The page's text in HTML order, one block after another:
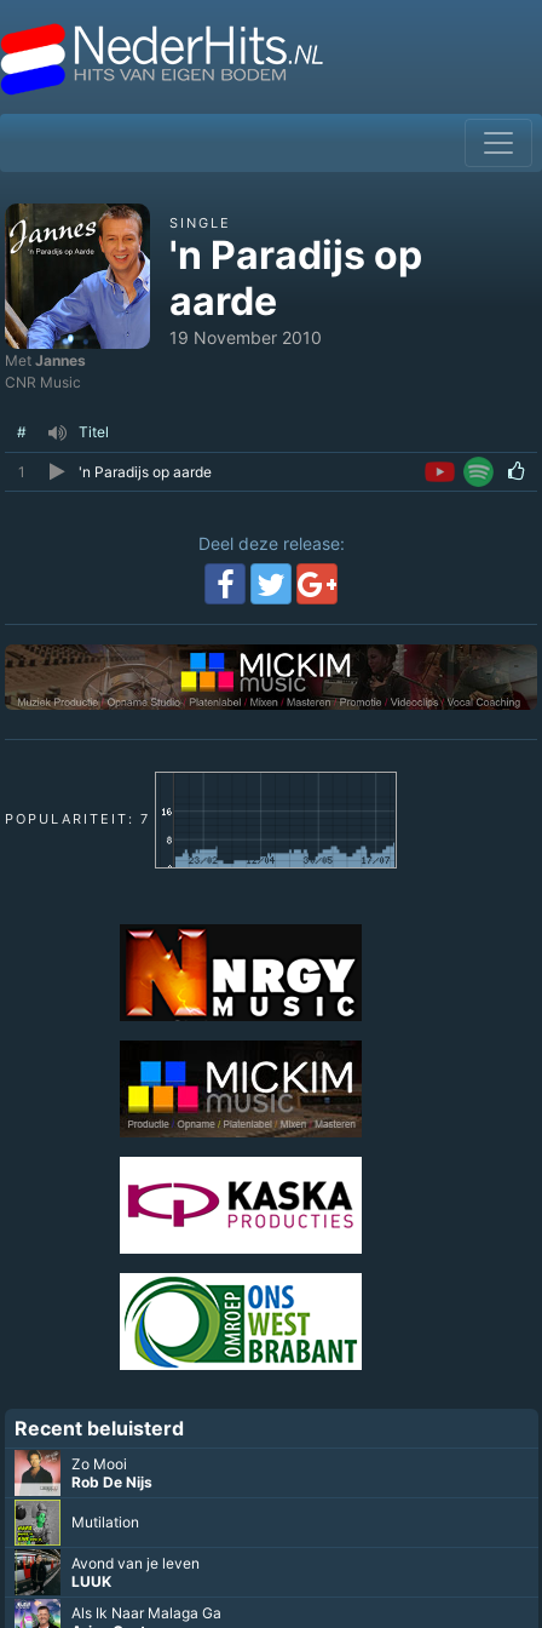
SINGLE
'n Paradijs op
aarde
19 November 2010
Met Jannes
CNR Music
# Titel
1 'n Paradijs op aarde
Deel deze release:
POPULARITEIT: 7
Recent beluisterd
Zo Mooi
Rob De Nijs
Mutilation
Avond van je leven
LUUK
Als Ik Naar Malaga Ga